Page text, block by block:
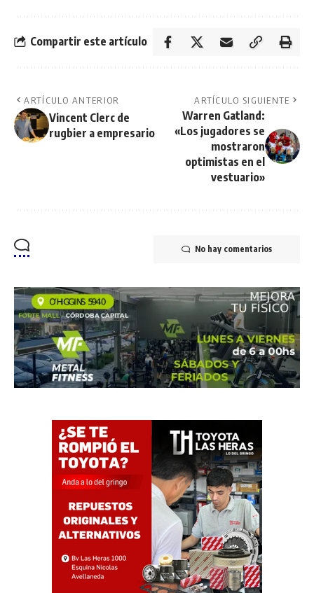
Compartir este artículo
ARTÍCULO ANTERIOR
Vincent Clerc de
rugbier a empresario
ARTÍCULO SIGUIENTE
Warren Gatland:
«Los jugadores se
mostraron
optimistas en el
vestuario»
No hay comentarios